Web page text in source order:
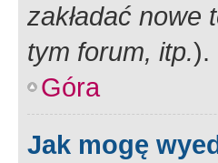
zakładać
tym forum, itp.).
Góra
Jak mogę